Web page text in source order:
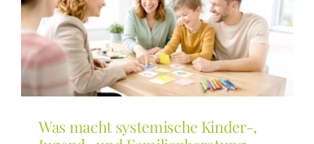
Was macht systemische Kinder-,